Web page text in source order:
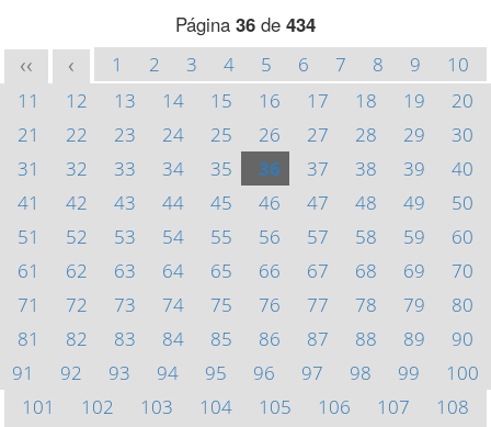
Página 36 de 434
<< < 1 2 3 4 5 6 7 8 9
10
11
12 13 14 15 16 17 18 19
20
21
22 23 24 25 26 27 28 29
30
31
32 33 34 35 36 37 38 39
40
41
42 43 44 45 46 47 48 49
50
51
52 53 54 55 56 57 58 59
60
61
62 63 64 65 66 67 68 69
70
71
72 73 74 75 76 77 78 79
80
81
82 83 84 85 86 87 88 89
90
91
92 93 94 95 96 97 98 99
100
101
102 103 104 105 106 107
108